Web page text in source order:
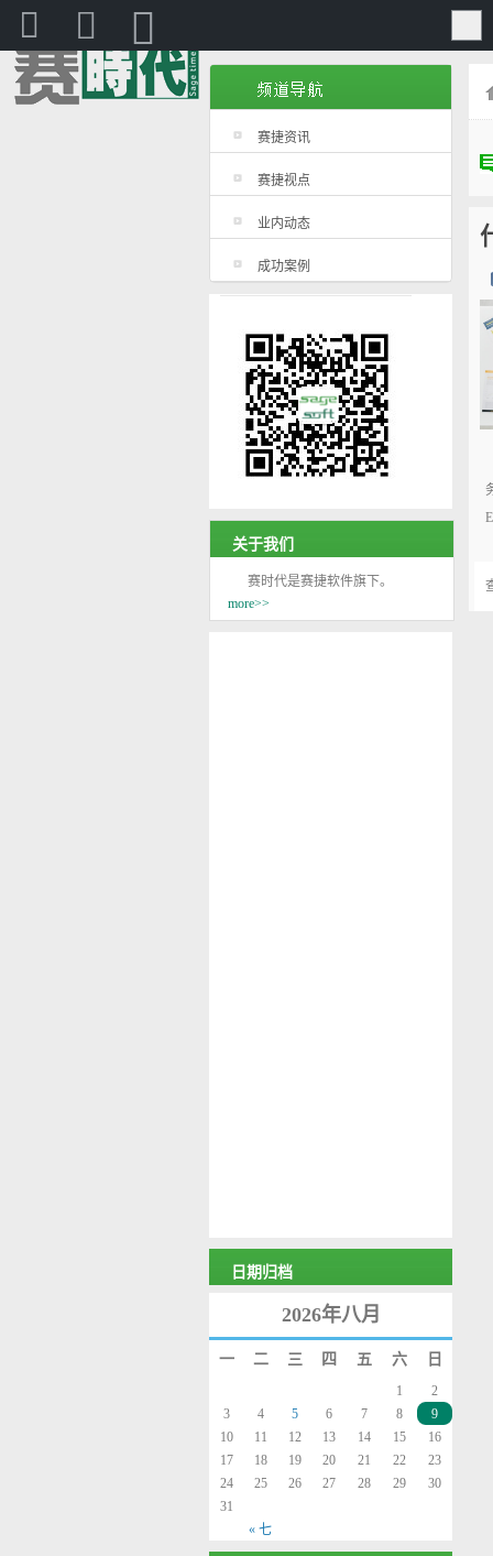
赛捷资讯
赛捷视点
业内动态
成功案例
关于我们
赛时代是赛捷软件旗下。
more>>
日期归档
2026年八月
一 二 三 四 五 六 日
« 七
1
2
3
4 5 6 7 8
9
10
11 12 13 14 15
16
17
18 19 20 21 22
23
24
25 26 27 28 29
30
31